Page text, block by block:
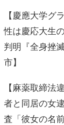
【慶應大学グ
性は慶応大生
判明『全身挫
市】
【麻薬取締法
者と同居の女
査「彼女の名